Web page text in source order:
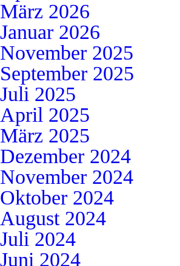
März 2026
Januar 2026
November 2025
September 2025
Juli 2025
April 2025
März 2025
Dezember 2024
November 2024
Oktober 2024
August 2024
Juli 2024
Juni 2024